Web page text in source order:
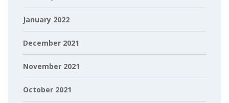
January 2022
December 2021
November 2021
October 2021